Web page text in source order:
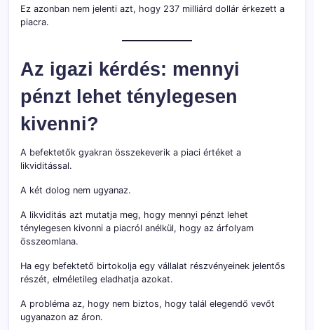
Ez azonban nem jelenti azt, hogy 237 milliárd dollár érkezett a
piacra.
Az igazi kérdés: mennyi
pénzt lehet ténylegesen
kivenni?
A befektetők gyakran összekeverik a piaci értéket a
likviditással.
A két dolog nem ugyanaz.
A likviditás azt mutatja meg, hogy mennyi pénzt lehet
ténylegesen kivonni a piacról anélkül, hogy az árfolyam
összeomlana.
Ha egy befektető birtokolja egy vállalat részvényeinek jelentős
részét, elméletileg eladhatja azokat.
A probléma az, hogy nem biztos, hogy talál elegendő vevőt
ugyanazon az áron.